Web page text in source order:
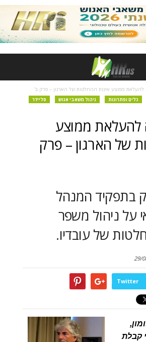
להעלאת ממוצע איכות ההחלטות של הארגון – פרק ב'
כלים ופתרונות ניהול משאבי אנוש
סליידר
להעלאת ממוצע
של הארגון – פרק
בתפקיד המנהל
על ניהול משפר
של עובדיו.
29/
Twitter
קבלת